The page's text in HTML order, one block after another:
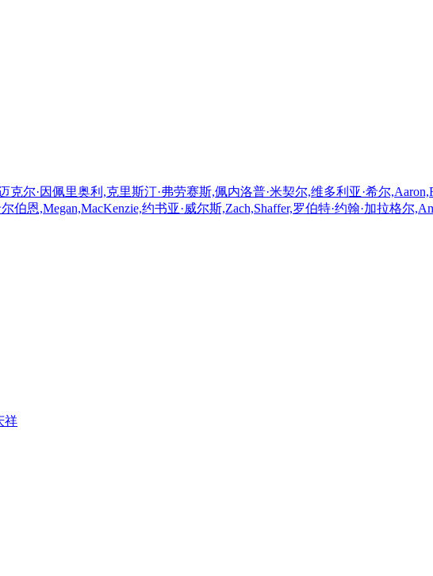
克尔·因佩里奥利,克里斯汀·弗劳赛斯,佩内洛普·米契尔,维多利亚·希尔
伯恩,Megan,MacKenzie,约书亚·威尔斯,Zach,Shaffer,罗伯特·约翰·加拉格尔
祥